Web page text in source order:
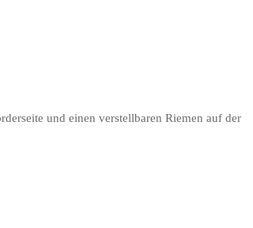
und einen verstellbaren Riemen auf der